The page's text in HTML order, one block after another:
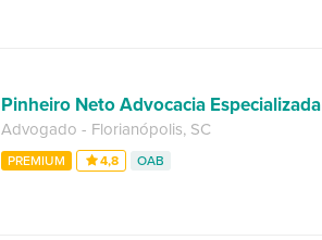
Pinheiro Neto Advocacia Especializada
Advogado - Florianópolis, SC
PREMIUM 4,8 OAB